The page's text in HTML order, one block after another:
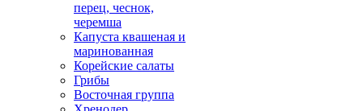
перец, чеснок,
черемша
Капуста квашеная и
маринованная
Корейские салаты
Грибы
Восточная группа